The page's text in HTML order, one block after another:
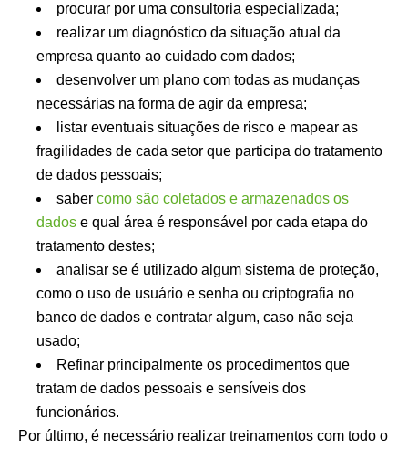
procurar por uma consultoria especializada;
realizar um diagnóstico da situação atual da
empresa quanto ao cuidado com dados;
desenvolver um plano com todas as mudanças
necessárias na forma de agir da empresa;
listar eventuais situações de risco e mapear as
fragilidades de cada setor que participa do tratamento
de dados pessoais;
saber como são coletados e armazenados os
dados e qual área é responsável por cada etapa do
tratamento destes;
analisar se é utilizado algum sistema de proteção,
como o uso de usuário e senha ou criptografia no
banco de dados e contratar algum, caso não seja
usado;
Refinar principalmente os procedimentos que
tratam de dados pessoais e sensíveis dos
funcionários.
Por último, é necessário realizar treinamentos com todo o